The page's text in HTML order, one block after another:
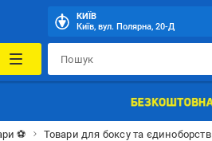
КИЇВ
Київ, вул. Полярна, 20-Д
⚽ Товари для боксу та єдиноборств